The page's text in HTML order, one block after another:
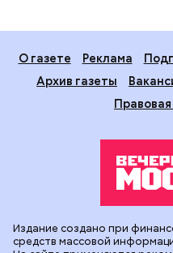
О газете Реклама
Архив газеты
Издание создано при
средств массовой